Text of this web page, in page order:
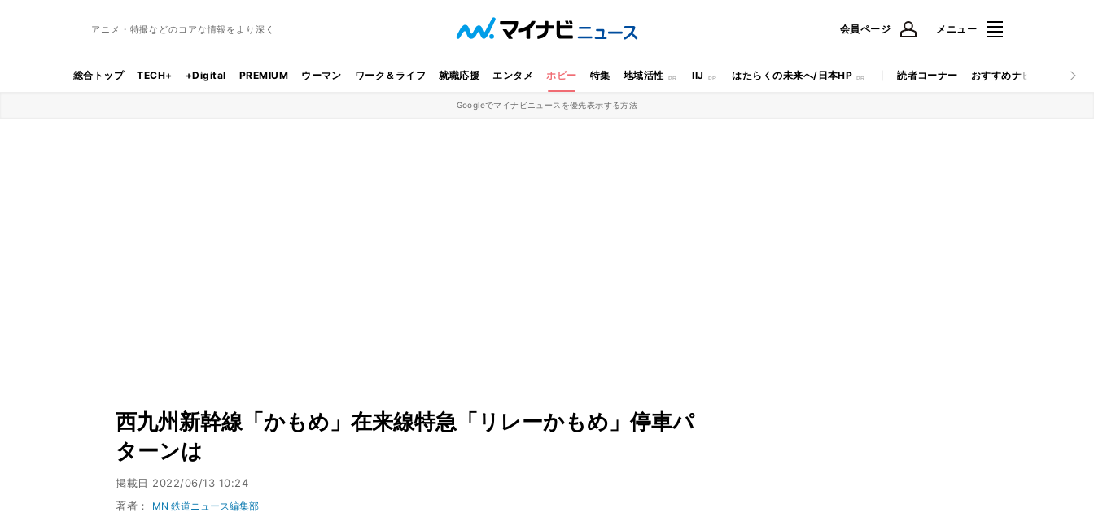
アニメ・特撮などのコアな情報をより深く 会員ページ メニュー
総合トップ TECH+ +Digital PREMIUM ウーマン ワーク＆ライフ 就職応援 エンタメ ホビー 特集 地域活性 IIJ はたらくの未来へ/日本HP 読者コーナー おすすめナビ マイナビ
Googleでマイナビニュースを優先表示する方法
西九州新幹線「かもめ」在来線特急「リレーかもめ」停車パ
ターンは
掲載日 2022/06/13 10:24
著者： MN 鉄道ニュース編集部